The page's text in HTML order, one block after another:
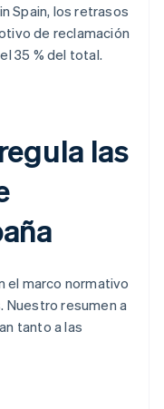
Spain, los retrasos
de reclamación
35 % del total.
las
el marco normativo
Nuestro resumen a
tanto a las